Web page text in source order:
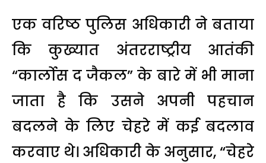
एक वरिष्ठ पुलिस अधिकारी ने बताया
कि कुख्यात अंतरराष्ट्रीय आतंकी
“कार्लोस द जैकल” के बारे में भी माना
जाता है कि उसने अपनी पहचान
बदलने के लिए चेहरे में कई बदलाव
करवाए थे। अधिकारी के अनुसार, “चेहरे